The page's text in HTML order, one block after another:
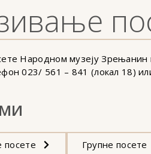
Народном музеју
023/ 561 – 841 (локал 18)
посете Групне посете